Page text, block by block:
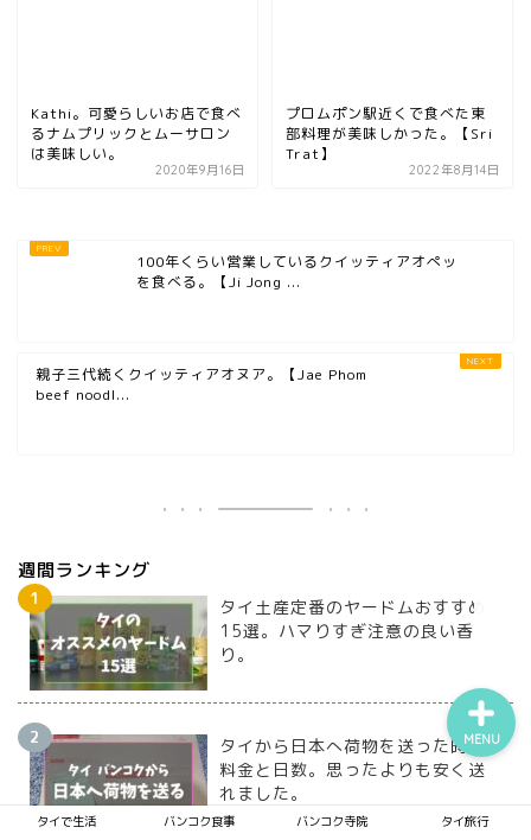
Kathi。可愛らしいお店で食べ
るナムプリックとムーサロン
は美味しい。
2020年9月16日
プロムポン駅近くで食べた東
部料理が美味しかった。【Sri
Trat】
2022年8月14日
100年くらい営業しているクイッティアオぺッ
を食べる。【Ji Jong ...
親子三代続くクイッティアオヌア。【Jae Phom
beef noodl...
週間ランキング
タイ土産定番のヤードムおすすめ
15選。ハマりすぎ注意の良い香
り。
タイから日本へ荷物を送った時の
料金と日数。思ったよりも安く送
れました。
タイで生活 バンコク食事 バンコク寺院 タイ旅行
MENU
タイ旅行